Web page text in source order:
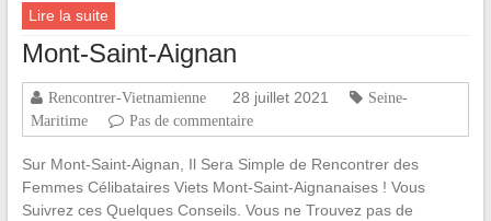
Lire la suite
Mont-Saint-Aignan
Rencontrer-Vietnamienne 28 juillet 2021
Seine-
Maritime
Pas de commentaire
Sur Mont-Saint-Aignan, Il Sera Simple de Rencontrer des
Femmes Célibataires Viets Mont-Saint-Aignanaises ! Vous
Suivrez ces Quelques Conseils. Vous ne Trouvez pas de